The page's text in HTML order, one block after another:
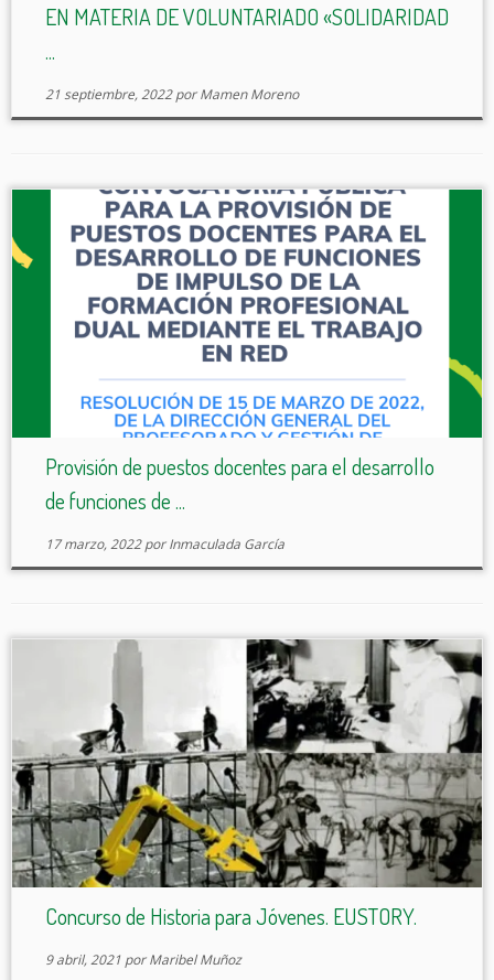
EN MATERIA DE VOLUNTARIADO «SOLIDARIDAD
...
21 septiembre, 2022 porMamen Moreno
Provisión de puestos docentes para el desarrollo
de funciones de ...
17 marzo, 2022 porInmaculada García
Concurso de Historia para Jóvenes. EUSTORY.
9 abril, 2021 porMaribel Muñoz